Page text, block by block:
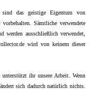
sind das geistige Eigentum von
Sämtliche verwendete
werden ausschließlich verwendet,
wird von keinem dieser
ihr unsere Arbeit. Wenn
sich dadurch natürlich nichts.